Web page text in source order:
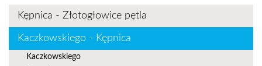
Kępnica - Złotogłowice pętla
Kaczkowskiego - Kępnica
Kaczkowskiego